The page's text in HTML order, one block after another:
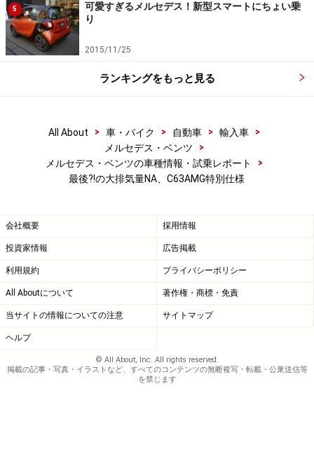
5
可愛すぎるメルセデス！新型スマートにちょい乗
り
2015/11/25
ランキングをもっと見る
All About > 車・バイク > 自動車 > 輸入車
>
メルセデス・ベンツ
>
メルセデス・ベンツの車種情報・試乗レポート
>
最後?!の大排気量NA、C63AMG特別仕様
会社概要 採用情報
投資家情報 広告掲載
利用規約 プライバシーポリシー
All Aboutについて 著作権・商標・免責
当サイトの情報についての注意 サイトマップ
ヘルプ
© All About, Inc. All rights reserved.
掲載の記事・写真・イラストなど、すべてのコンテンツの無断複写・転載・公衆送信等
を禁じます